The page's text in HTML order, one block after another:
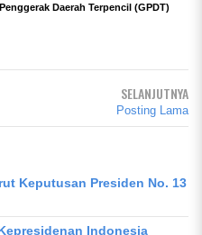
Daerah Terpencil (GPDT)
SELANJUTNYA
Posting Lama
Keputusan Presiden No. 13
Indonesia